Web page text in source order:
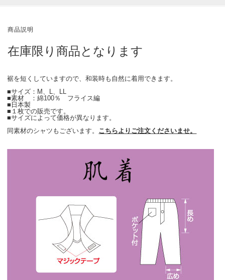
商品説明
在庫限り商品となります
裾を短くしていますので、和装時も自然に着用できます。
■サイズ：M、L、LL
■素材 ：綿100％ フライス編
■日本製
■１枚での販売です。
■サイズによって価格が異なります。
同素材のシャツもございます。 こちらよりご注文くださいませ。